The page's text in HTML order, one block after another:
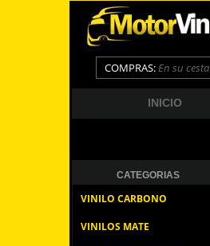
COMPRAS:En su cesta
INICIO
CATEGORIAS
VINILO CARBONO
VINILOS MATE